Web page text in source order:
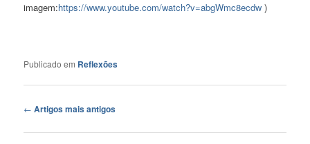
imagem:https://www.youtube.com/watch?v=abgWmc8ecdw )
Publicado em Reflexões
Navegação
artigos
← Artigos mais antigos